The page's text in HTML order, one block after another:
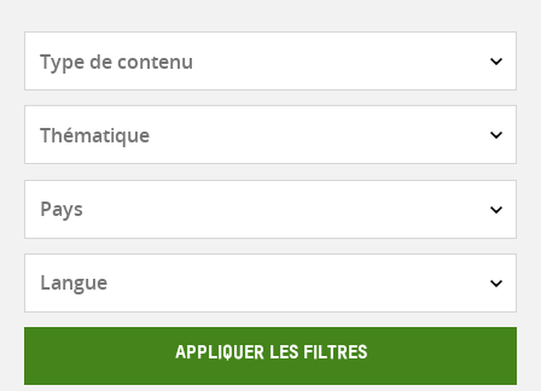
contenu
APPLIQUER LES FILTRES